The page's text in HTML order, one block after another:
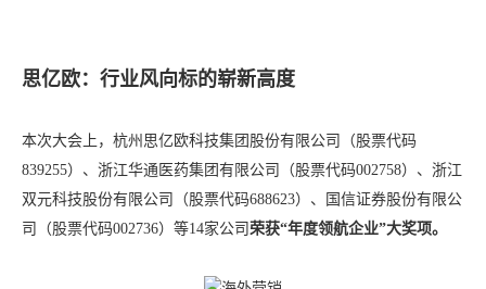
思亿欧：行业风向标的崭新高度
本次大会上，杭州思亿欧科技集团股份有限公司（股票代码
839255）、浙江华通医药集团有限公司（股票代码002758）、浙江
双元科技股份有限公司（股票代码688623）、国信证券股份有限公
司（股票代码002736）等14家公司 荣获“年度领航企业”大奖项。